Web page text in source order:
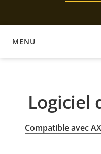
MENU
LOGICIEL DU DISPOSITIF
Logiciel
Compatible avec